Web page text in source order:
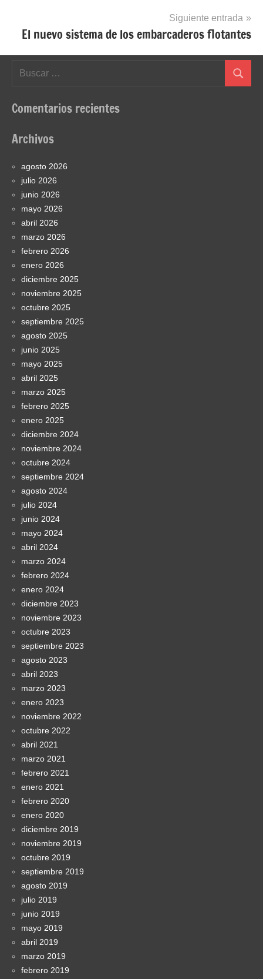
Siguiente entrada
El nuevo sistema de los embarcaderos flotantes
Buscar
Comentarios recientes
Archivos
agosto 2026
julio 2026
junio 2026
mayo 2026
abril 2026
marzo 2026
febrero 2026
enero 2026
diciembre 2025
noviembre 2025
octubre 2025
septiembre 2025
agosto 2025
junio 2025
mayo 2025
abril 2025
marzo 2025
febrero 2025
enero 2025
diciembre 2024
noviembre 2024
octubre 2024
septiembre 2024
agosto 2024
julio 2024
junio 2024
mayo 2024
abril 2024
marzo 2024
febrero 2024
enero 2024
diciembre 2023
noviembre 2023
octubre 2023
septiembre 2023
agosto 2023
abril 2023
marzo 2023
enero 2023
noviembre 2022
octubre 2022
abril 2021
marzo 2021
febrero 2021
enero 2021
febrero 2020
enero 2020
diciembre 2019
noviembre 2019
octubre 2019
septiembre 2019
agosto 2019
julio 2019
junio 2019
mayo 2019
abril 2019
marzo 2019
febrero 2019